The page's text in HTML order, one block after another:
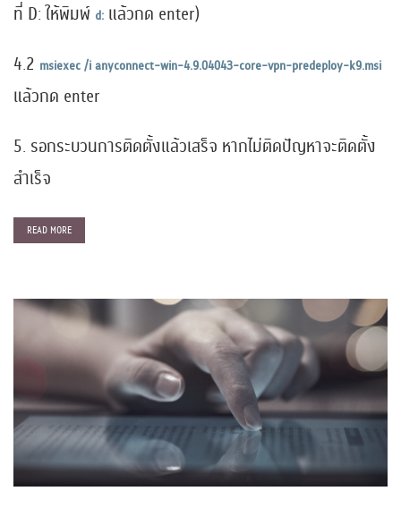
ที่ D: ให้พิมพ์ d: แล้วกด enter)
4.2 msiexec /i anyconnect-win-4.9.04043-core-vpn-predeploy-k9.msi
แล้วกด enter
5. รอกระบวนการติดตั้งแล้วเสร็จ หากไม่ติดปัญหาจะติดตั้ง
สำเร็จ
READ MORE